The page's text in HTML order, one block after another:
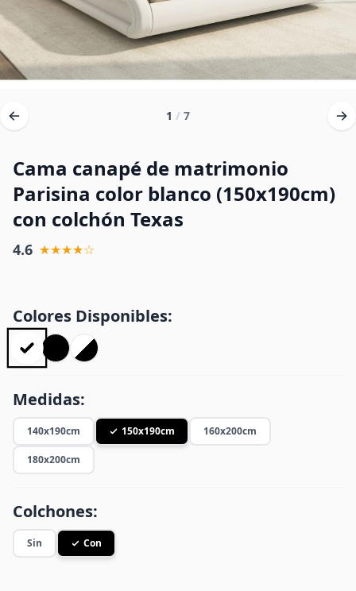
1 / 7
Cama canapé de matrimonio
Parisina color blanco (150x190cm)
con colchón Texas
4.6 ★★★★☆
Colores Disponibles:
Medidas:
140x190cm 150x190cm 160x200cm
180x200cm
Colchones:
Sin Con